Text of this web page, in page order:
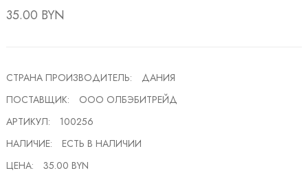
35.00 BYN
СТРАНА ПРОИЗВОДИТЕЛЬ:
ДАНИЯ
ПОСТАВЩИК:
ООО ОЛБЭБИТРЕЙД
АРТИКУЛ:
100256
НАЛИЧИЕ:
ЕСТЬ В НАЛИЧИИ
ЦЕНА:
35.00 BYN